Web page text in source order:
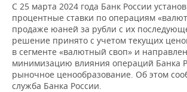
ДЕКЛАРАЦИИ О ДОХОДАХ
КОРОЛИ ГОСЗАКАЗА ПФО
ВУЗЫ ТАТАРСТАНА
НОВОСТИ ЭКОНОМИКИ
ФИНАНСЫ
БАНКИ
ПРОМЫШЛЕННОСТЬ
НОВОСТИ
ПРОМЫШЛЕННОСТИ
АГРОПРОМ
НЕДВИЖИМОСТЬ
НОВОСТИ НЕДВИЖИМОСТИ
АВТО
С 25 марта 2024 года Банк России
процентные ставки по операциям
продаже юаней за рубли с их
решение принято с учетом текущих
в сегменте «валютный своп» и
минимизацию влияния операций Банка
рыночное ценообразование. Об этом
служба Банка России.